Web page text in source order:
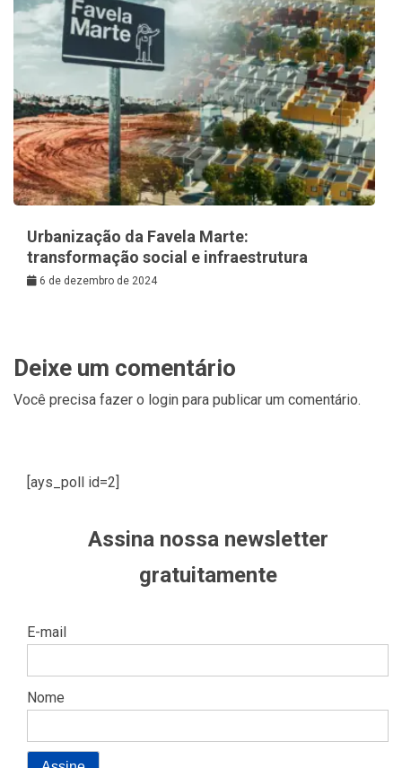
Urbanização da Favela Marte:
transformação social e infraestrutura
6 de dezembro de 2024
Deixe um comentário
Você precisa fazer o login para publicar um comentário.
[ays_poll id=2]
Assina nossa newsletter
gratuitamente
E-mail
Nome